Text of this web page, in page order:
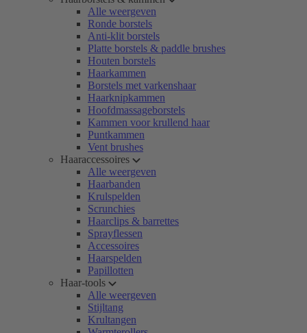
Alle weergeven
Ronde borstels
Anti-klit borstels
Platte borstels & paddle brushes
Houten borstels
Haarkammen
Borstels met varkenshaar
Haarknipkammen
Hoofdmassageborstels
Kammen voor krullend haar
Puntkammen
Vent brushes
Haaraccessoires
Alle weergeven
Haarbanden
Krulspelden
Scrunchies
Haarclips & barrettes
Sprayflessen
Accessoires
Haarspelden
Papillotten
Haar-tools
Alle weergeven
Stijltang
Krultangen